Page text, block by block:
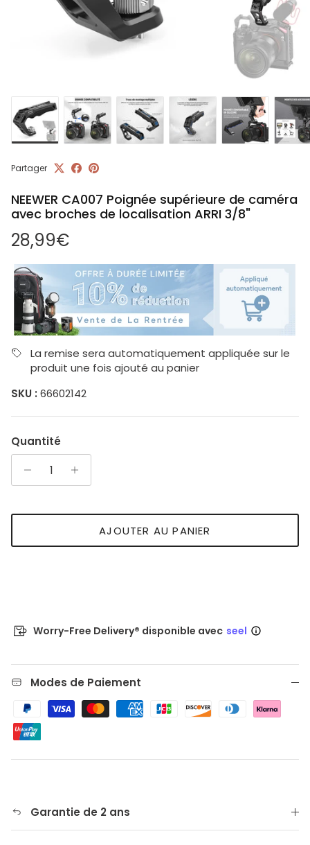
Partager
NEEWER CA007 Poignée supérieure de caméra
avec broches de localisation ARRI 3/8"
Prix habituel
28,99€
La remise sera automatiquement appliquée sur le
produit une fois ajouté au panier
SKU : 66602142
Quantité
AJOUTER AU PANIER
Worry-Free Delivery® disponible avec seel
Modes de Paiement
Garantie de 2 ans